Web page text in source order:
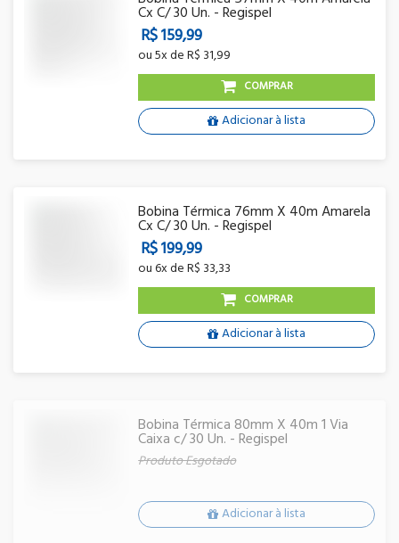
Cx C/ 30 Un. - Regispel
R$ 159,99
ou5xdeR$ 31,99
COMPRAR
Adicionar à lista
Bobina Térmica 76mm X 40m Amarela
Cx C/ 30 Un. - Regispel
R$ 199,99
ou6xdeR$ 33,33
COMPRAR
Adicionar à lista
Bobina Térmica 80mm X 40m 1 Via
Caixa c/ 30 Un. - Regispel
Produto Esgotado
Adicionar à lista